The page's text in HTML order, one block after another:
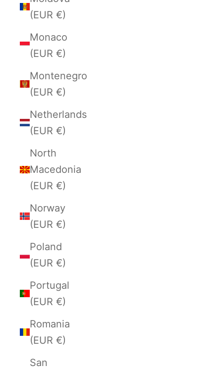
(EUR €)
Monaco
(EUR €)
Montenegro
(EUR €)
Netherlands
(EUR €)
North
Macedonia
(EUR €)
Norway
(EUR €)
Poland
(EUR €)
Portugal
(EUR €)
Romania
(EUR €)
San